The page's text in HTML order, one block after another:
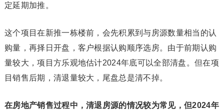
定延期加推。
这个项目在新推一栋楼前，会先积累到与房源数量相当的认
购量，再择日开盘，客户根据认购顺序选房。由于前期认购
量较大，项目方乐观地估计2024年底可以全部清盘。但在项
目销售后期，清退量较大，尾盘总是清不掉。
在房地产销售过程中，清退房源的情况较为常见，但2024年